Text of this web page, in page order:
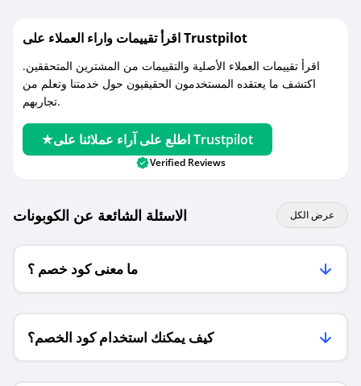
اقرأ تقييمات واراء العملاء على Trustpilot
اقرأ تقييمات العملاء الأصلية والتقييمات من المشترين المتحققين.
اكتشف ما يعتقده المستخدمون الحقيقيون حول خدمتنا وتعلم من
تجاربهم.
اطلع على آراء عملائنا على Trustpilot
Verified Reviews
الاسئلة الشائعة عن الكوبونات عرض الكل
ما معنى كود خصم ؟
كيف يمكنك استخدام كود الخصم؟